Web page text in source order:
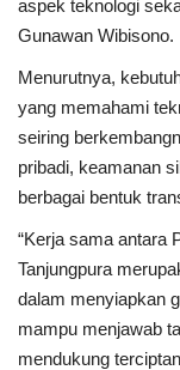
aspek teknologi
Gunawan Wibisono.
Menurutnya,
yang memahami
seiring
pribadi, keamanan
berbagai bentuk
“Kerja sama antara
Tanjungpura
dalam menyiapkan
mampu menjawab
mendukung